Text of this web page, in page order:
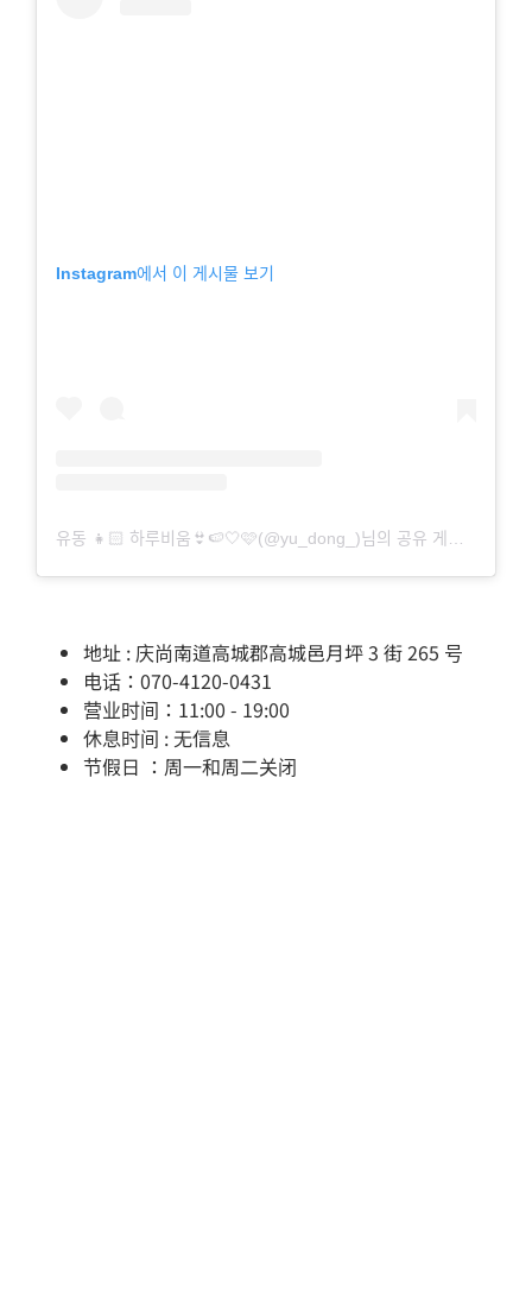
Instagram에서 이 게시물 보기
地址 : 庆尚南道高城郡高城邑月坪 3 街 265 号
电话：070-4120-0431
营业时间：11:00 - 19:00
休息时间 : 无信息
节假日 ：周一和周二关闭